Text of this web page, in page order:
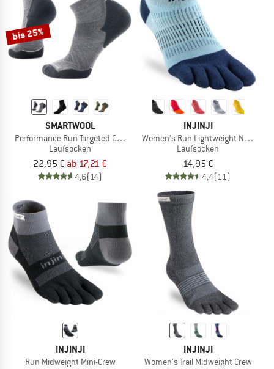
bis 25%
SMARTWOOL
Performance Run Targeted Cushion Ankle
Laufsocken
22,95 € ab 17,21 €
4,6(14)
INJINJI
Women's Run Lightweight No-Show
Laufsocken
14,95 €
4,4(11)
INJINJI
Run Midweight Mini-Crew
INJINJI
Women's Trail Midweight Crew